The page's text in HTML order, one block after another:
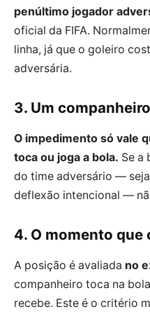
penúltimo jogador
oficial da FIFA.
linha, já que o goleiro
adversária.
3. Um
O impedimento só vale
toca ou joga a bola. Se a
do time adversário —
deflexão intencional —
4. O momento que
A posição é avaliada no
companheiro toca na
recebe. Este é o critério